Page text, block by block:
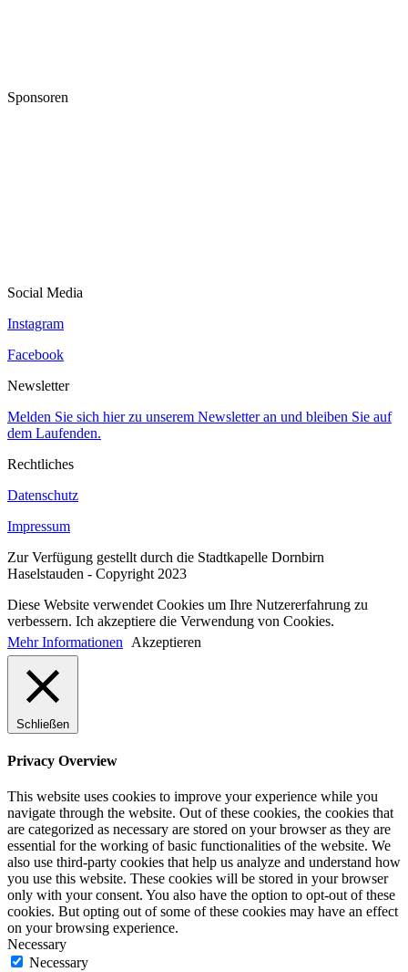
Sponsoren
Social Media
Instagram
Facebook
Newsletter
Melden Sie sich hier zu unserem Newsletter an und bleiben Sie auf
dem Laufenden.
Rechtliches
Datenschutz
Impressum
Zur Verfügung gestellt durch die Stadtkapelle Dornbirn
Haselstauden - Copyright 2023
Diese Website verwendet Cookies um Ihre Nutzererfahrung zu
verbessern. Ich akzeptiere die Verwendung von Cookies.
Mehr Informationen
Akzeptieren
Schließen
Privacy Overview
This website uses cookies to improve your experience while you
navigate through the website. Out of these cookies, the cookies that
are categorized as necessary are stored on your browser as they are
essential for the working of basic functionalities of the website. We
also use third-party cookies that help us analyze and understand how
you use this website. These cookies will be stored in your browser
only with your consent. You also have the option to opt-out of these
cookies. But opting out of some of these cookies may have an effect
on your browsing experience.
Necessary
Necessary